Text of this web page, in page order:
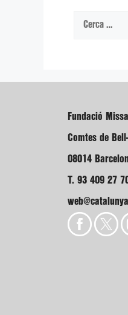
Cerca:
Fundació
Comtes de
08014
T. 93 409 27